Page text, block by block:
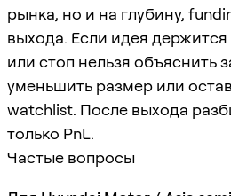
рынка, но и на глубину,
выхода. Если идея
или стоп нельзя объяснить
уменьшить размер или
watchlist. После выхода
только PnL.
Частые вопросы